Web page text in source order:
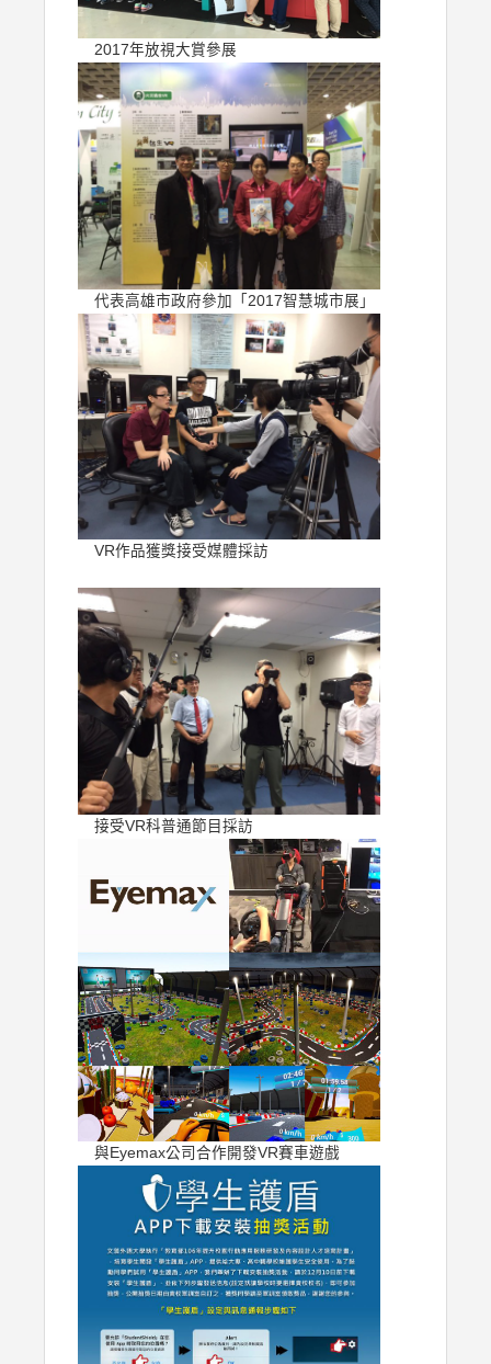
2017年放視大賞參展
代表高雄市政府參加「2017智慧城市展」
VR作品獲獎接受媒體採訪
接受VR科普通節目採訪
與Eyemax公司合作開發VR賽車遊戲